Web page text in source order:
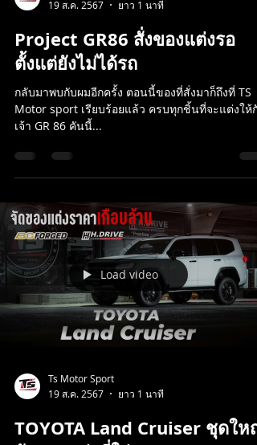
Ts Motor Sport
19 ส.ค. 2567
ยาว 1 นาที
Project GR86 สั่งของแต่งรอ
ตั้งแต่ยังไม่ได้รถ
Motor sport เรียบร้อยแล้ว ครบทุกชิ้นที่จะแต่งให้กั
Load video
Ts Motor Sport
19 ส.ค. 2567
ยาว 1 นาที